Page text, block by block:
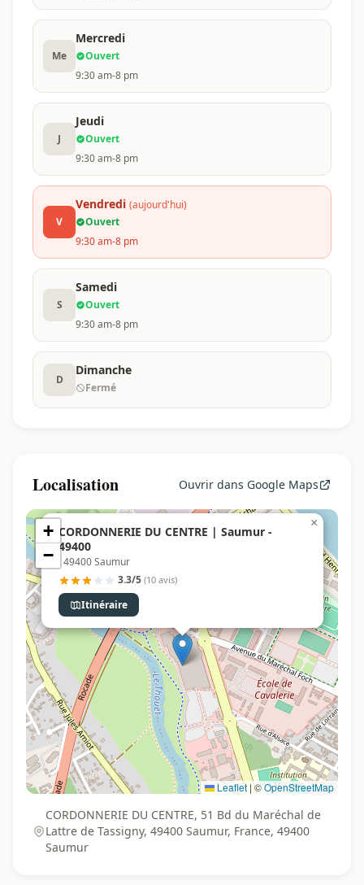
Me
Mercredi
Ouvert
9:30 am-8 pm
J
Jeudi
Ouvert
9:30 am-8 pm
V
Vendredi (aujourd'hui)
Ouvert
9:30 am-8 pm
S
Samedi
Ouvert
9:30 am-8 pm
D
Dimanche
Fermé
Localisation Ouvrir dans Google Maps
CORDONNERIE DU CENTRE | Saumur -
49400
, 49400 Saumur
3.3/5 (10 avis)
Itinéraire
×
+
−
Leaflet | ©OpenStreetMap
CORDONNERIE DU CENTRE, 51 Bd du Maréchal de
Lattre de Tassigny, 49400 Saumur, France, 49400
Saumur